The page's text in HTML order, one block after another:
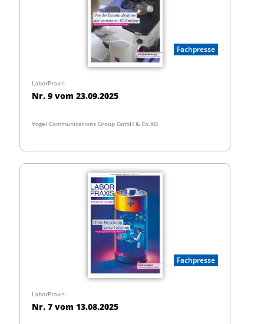
Fachpresse
LaborPraxis
Nr. 9 vom 23.09.2025
Vogel Communications Group GmbH & Co.KG
Fachpresse
LaborPraxis
Nr. 7 vom 13.08.2025